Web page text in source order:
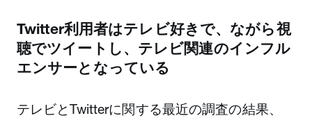
Twitter利用者はテレビ好きで、ながら視
聴でツイートし、テレビ関連のインフル
エンサーとなっている
テレビとTwitterに関する最近の調査の結果、